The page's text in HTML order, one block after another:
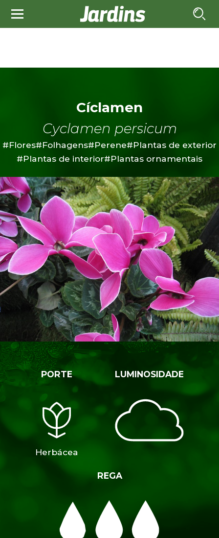
Cíclamen
Cyclamen persicum
#Flores#Folhagens#Perene#Plantas de exterior
#Plantas de interior#Plantas ornamentais
PORTE
Herbácea
LUMINOSIDADE
REGA